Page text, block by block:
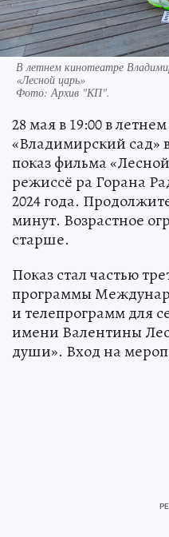
В летнем кинотеатре
«Лесной царь»
Фото:Архив "КП".
28 мая в 19:00 в
«Владимирский сад»
показ фильма
режиссё ра Горана
2024 года.
минут. Возрастное
старше.
Показ стал частью
программы
и телепрограмм для
имени Валентины
души». Вход на